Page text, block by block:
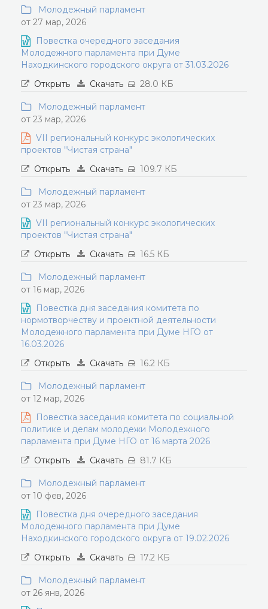
Молодежный парламент
от 27 мар, 2026
Повестка очередного заседания
Молодежного парламента при Думе
Находкинского городского округа от 31.03.2026
Открыть
Скачать 28.0 КБ
Молодежный парламент
от 23 мар, 2026
VII региональный конкурс экологических
проектов "Чистая страна"
Открыть
Скачать 109.7 КБ
Молодежный парламент
от 23 мар, 2026
VII региональный конкурс экологических
проектов "Чистая страна"
Открыть
Скачать 16.5 КБ
Молодежный парламент
от 16 мар, 2026
Повестка дня заседания комитета по
нормотворчеству и проектной деятельности
Молодежного парламента при Думе НГО от
16.03.2026
Открыть
Скачать 16.2 КБ
Молодежный парламент
от 12 мар, 2026
Повестка заседания комитета по социальной
политике и делам молодежи Молодежного
парламента при Думе НГО от 16 марта 2026
Открыть
Скачать 81.7 КБ
Молодежный парламент
от 10 фев, 2026
Повестка дня очередного заседания
Молодежного парламента при Думе
Находкинского городского округа от 19.02.2026
Открыть
Скачать 17.2 КБ
Молодежный парламент
от 26 янв, 2026